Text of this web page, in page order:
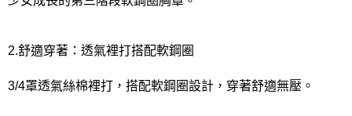
2.舒適穿著：透氣裡打搭配軟鋼圈
3/4罩透氣絲棉裡打，搭配軟鋼圈設計，穿著舒適無壓。